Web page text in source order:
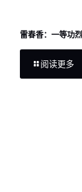
雷春香：一等功
阅读更多